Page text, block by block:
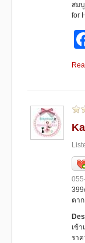
สม
for
ตา
เข้
รา